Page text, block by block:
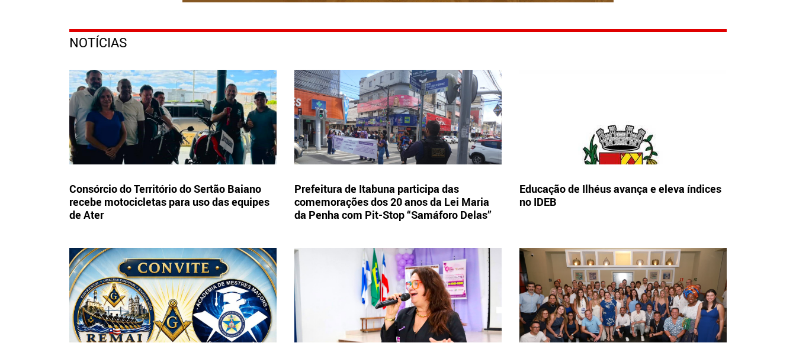
NOTÍCIAS
Consórcio do Território do Sertão Baiano
recebe motocicletas para uso das equipes
de Ater
Prefeitura de Itabuna participa das
comemorações dos 20 anos da Lei Maria
da Penha com Pit-Stop “Samáforo Delas”
Educação de Ilhéus avança e eleva índices
no IDEB